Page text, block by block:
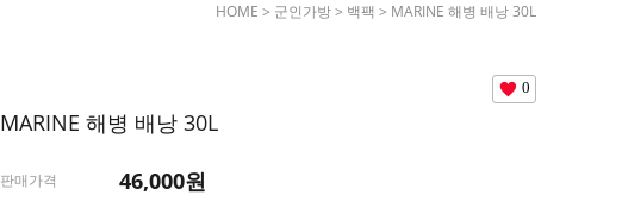
HOME > 군인가방> 백팩 > MARINE 해병 배낭 30L
0
MARINE 해병 배낭 30L
판매가격 46,000원